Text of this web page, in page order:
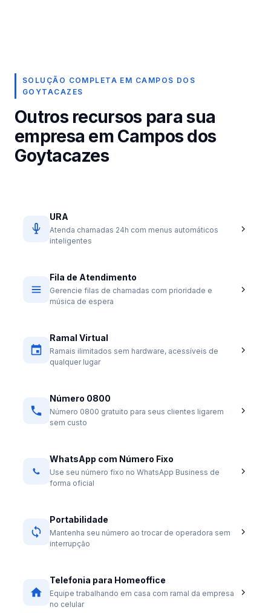
SOLUÇÃO COMPLETA EM CAMPOS DOS
GOYTACAZES
Outros recursos para sua
empresa em Campos dos
Goytacazes
URA
Atenda chamadas 24h com menus automáticos
inteligentes
Fila de Atendimento
Gerencie filas de chamadas com prioridade e
música de espera
Ramal Virtual
Ramais ilimitados sem hardware, acessíveis de
qualquer lugar
Número 0800
Número 0800 gratuito para seus clientes ligarem
sem custo
WhatsApp com Número Fixo
Use seu número fixo no WhatsApp Business de
forma oficial
Portabilidade
Mantenha seu número ao trocar de operadora sem
interrupção
Telefonia para Homeoffice
Equipe trabalhando em casa com ramal da empresa
no celular